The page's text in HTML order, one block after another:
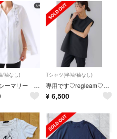
/袖なし)
cccmalie シーマリー ケープ長袖ブラウス
Tシャツ(半袖/袖なし)
専用です♡regleam♡トップス
¥ 6,500